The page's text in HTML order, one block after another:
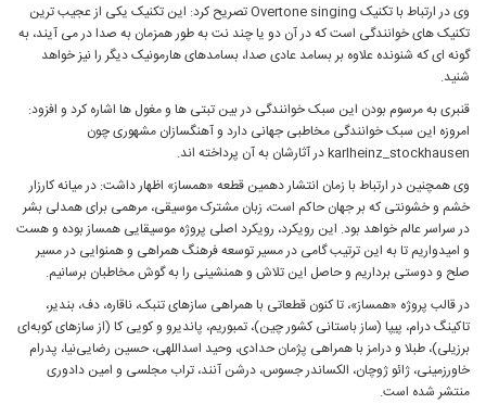
وی در ارتباط با تکنیک Overtone singing تصریح کرد: این تکنیک یکی از عجیب ترین
تکنیک های خوانندگی است که در آن دو یا چند نت به طور همزمان به صدا در می آیند، به
گونه ای که شنونده علاوه بر بسامد عادی صدا، بسامدهای هارمونیک دیگر را نیز خواهد
شنید.
قنبری به مرسوم بودن این سبک خوانندگی در بین تبتی ها و مغول ها اشاره کرد و افزود:
امروزه این سبک خوانندگی مخاطبی جهانی دارد‌ و آهنگسازان مشهوری چون
karlheinz_stockhausen در آثارشان به آن پرداخته اند.
وی همچنین در ارتباط با زمان انتشار دهمین قطعه «همساز» اظهار داشت: در میانه کارزار
خشم و خشونتی که بر جهان حاکم است، زبان مشترک موسیقی، مرهمی برای همدلی بشر
در سراسر عالم خواهد بود. این رویکرد، رویکرد اصلی پروژه موسیقایی همساز بوده و هست
و امیدواریم تا به این ترتیب گامی در مسیر توسعه فرهنگ همراهی و همنوایی در مسیر
صلح و دوستی برداریم و حاصل این تلاش و همنشینی را به گوش مخاطبان برسانیم.
در قالب پروژه «همساز»، تا کنون قطعاتی با همراهی سازهای تنبک، ناقاره، دف، بندیر،
تاکینگ درام، پیپا (ساز باستانی کشور چین)، تمبوریم، پاندیرو و کویی کا (از سازهای کوبه‌ای
برزیلی)، طبلا و درامز با همراهی پژمان حدادی، وحید اسداللهی، حسین رضایی‌نیا، پدرام
خاورزمینی، ژائو ژوچان، الکساندر جسوس، درشن آنند، تراب مجلسی و امین دادوری
منتشر شده است.